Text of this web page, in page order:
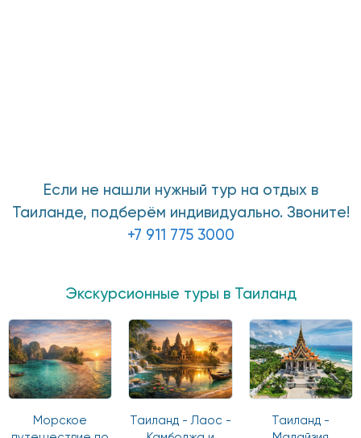
Если не нашли нужный тур на отдых в
Таиланде, подберём индивидуально. Звоните!
+7 911 775 3000
Экскурсионные туры в Таиланд
Морское
Таиланд - Лаос -
Таиланд -